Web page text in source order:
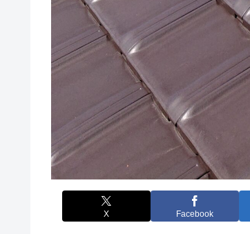
X Facebook